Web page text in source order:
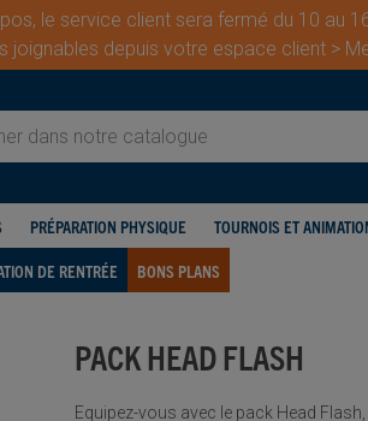
le service client sera fermé du 10 au
depuis votre espace client >
PRÉPARATION PHYSIQUE TOURNOIS ET
DE RENTRÉE BONS PLANS
PACK HEAD FLASH
Equipez-vous avec le pack Head